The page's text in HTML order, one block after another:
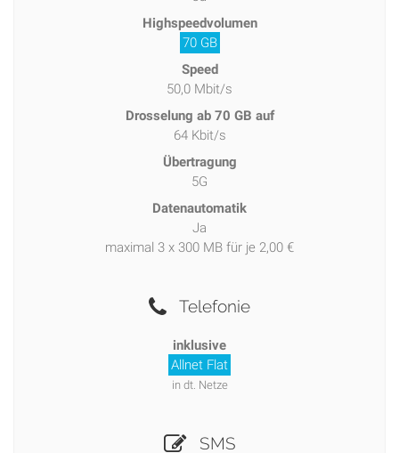
Highspeedvolumen
70 GB
Speed
50,0 Mbit/s
Drosselung ab 70 GB auf
64 Kbit/s
Übertragung
5G
Datenautomatik
Ja
maximal 3 x 300 MB für je 2,00 €
Telefonie
inklusive
Allnet Flat
in dt. Netze
SMS